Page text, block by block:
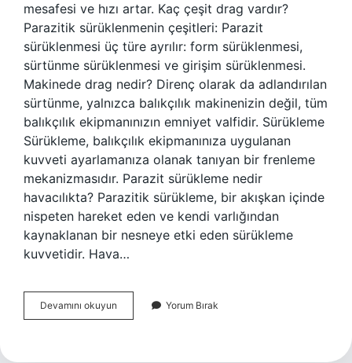
mesafesi ve hızı artar. Kaç çeşit drag vardır?
Parazitik sürüklenmenin çeşitleri: Parazit
sürüklenmesi üç türe ayrılır: form sürüklenmesi,
sürtünme sürüklenmesi ve girişim sürüklenmesi.
Makinede drag nedir? Direnç olarak da adlandırılan
sürtünme, yalnızca balıkçılık makinenizin değil, tüm
balıkçılık ekipmanınızın emniyet valfidir. Sürükleme
Sürükleme, balıkçılık ekipmanınıza uygulanan
kuvveti ayarlamanıza olanak tanıyan bir frenleme
mekanizmasıdır. Parazit sürükleme nedir
havacılıkta? Parazitik sürükleme, bir akışkan içinde
nispeten hareket eden ve kendi varlığından
kaynaklanan bir nesneye etki eden sürükleme
kuvvetidir. Hava…
Devamını okuyun Interference
Drag
Yorum Bırak